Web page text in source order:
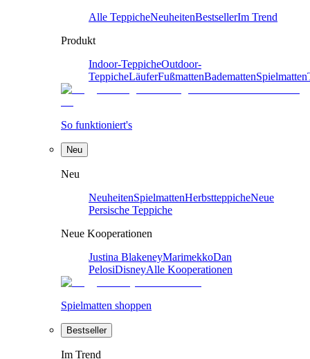
Alle TeppicheNeuheitenBestsellerIm Trend
Produkt
Indoor-TeppicheOutdoor-
TeppicheLäuferFußmattenBademattenSpielmatten
So funktioniert's
Neu
Neu
NeuheitenSpielmattenHerbstteppicheNeue
Persische Teppiche
Neue Kooperationen
Justina BlakeneyMarimekkoDan
PelosiDisneyAlle Kooperationen
Spielmatten shoppen
Bestseller
Im Trend